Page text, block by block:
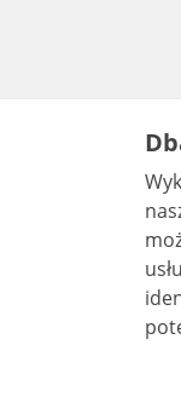
usługi. Pamiętaj, że informacje